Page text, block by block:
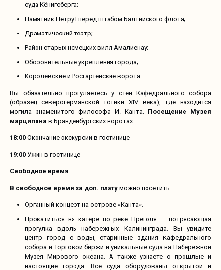
суда Кёнигсберга;
Памятник Петру I перед штабом Балтийского флота;
Драматический театр;
Район старых немецких вилл Амалиенау;
Оборонительные укрепления города;
Королевские и Росгартенские ворота.
Вы обязательно прогуляетесь у стен Кафедрального собора
(образец северогерманской готики XIV века), где находится
могила знаменитого философа И. Канта. Посещение Музея
марципана в Бранденбургских воротах.
18:00 Окончание экскурсии в гостинице
19:00 Ужин в гостинице
Свободное время
В свободное время за доп. плату можно посетить:
Органный концерт на острове «Канта».
Прокатиться на катере по реке Преголя — потрясающая
прогулка вдоль набережных Калининграда. Вы увидите
центр город с воды, старинные здания Кафедрального
собора и Торговой биржи и уникальные суда на Набережной
Музея Мирового океана. А также узнаете о прошлые и
настоящие города. Все суда оборудованы открытой и